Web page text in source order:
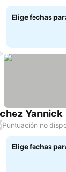
Elige fechas
chez
/Puntuación no
Elige fechas